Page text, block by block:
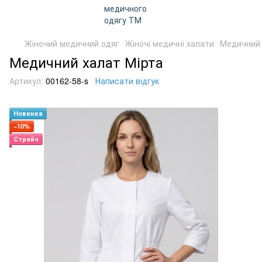
Жіночий медичний одяг Жіночі медичні халати Медичний
Медичний халат Мірта
Артикул: 00162-58-s Написати відгук
Новинка
−10%
Стрейч